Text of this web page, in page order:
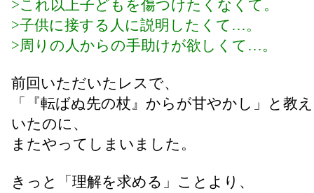
>これ以上子どもを傷つけたくなくて。
>子供に接する人に説明したくて…。
>周りの人からの手助けが欲しくて…。
前回いただいたレスで、
「『転ばぬ先の杖』からが甘やかし」と教
いたのに、
またやってしまいました。
きっと「理解を求める」ことより、